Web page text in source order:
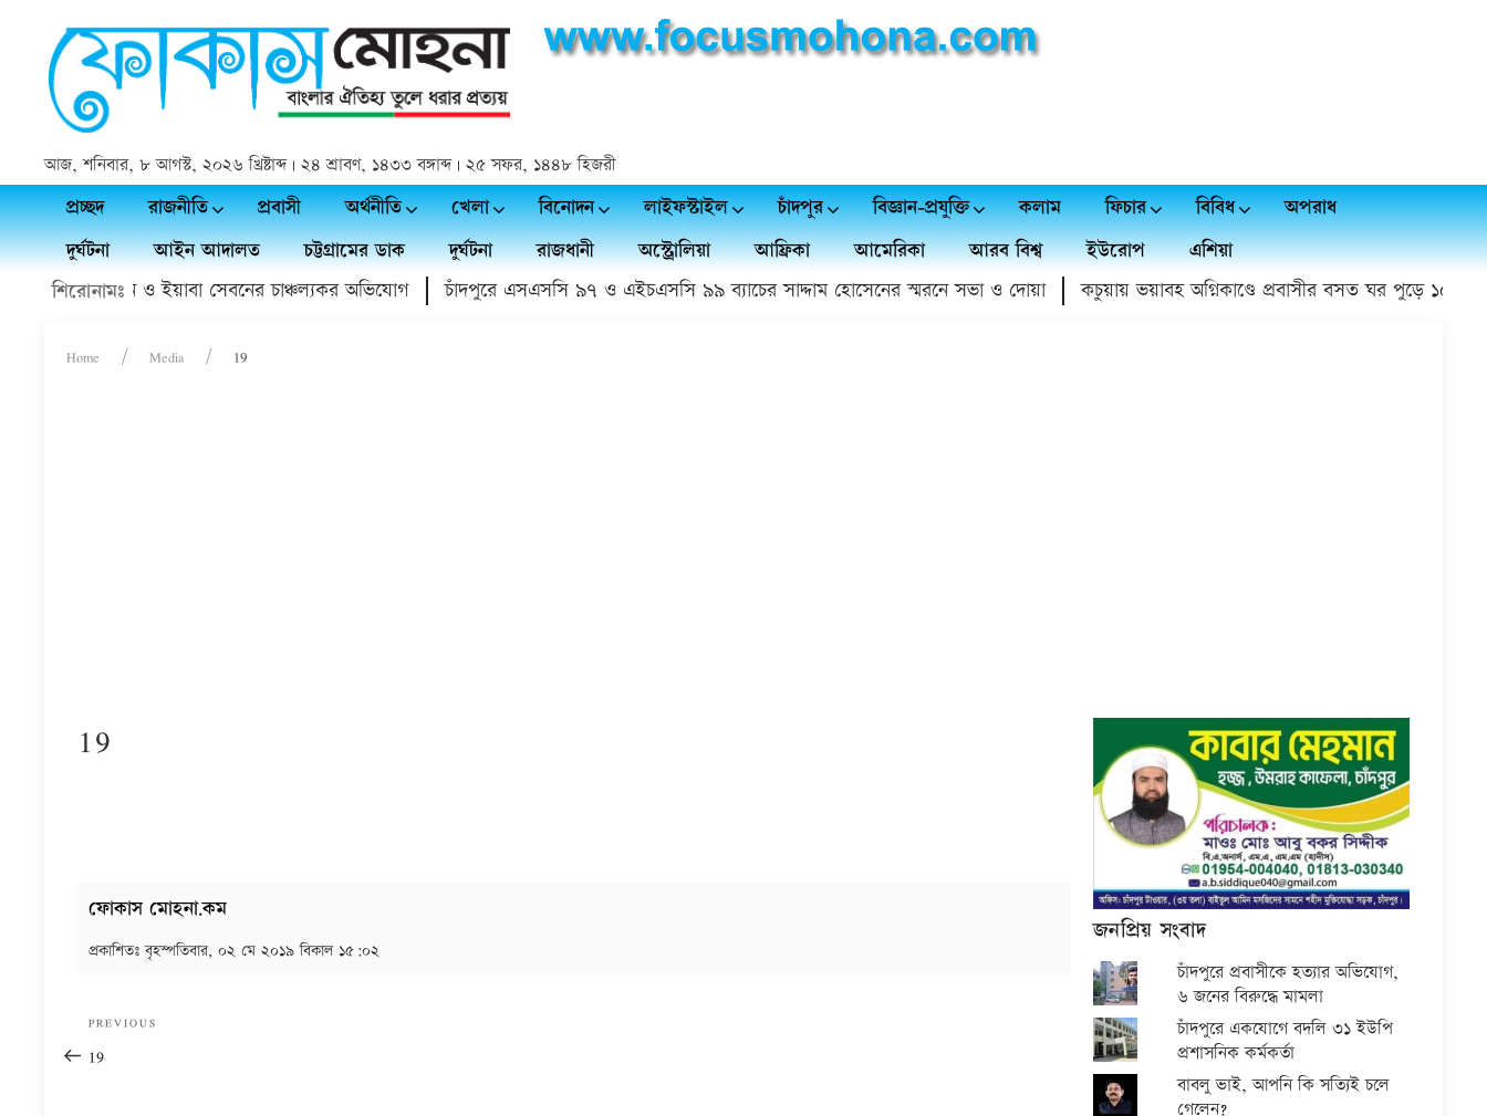
আজ, শনিবার, ৮ আগস্ট, ২০২৬ খ্রিষ্টাব্দ | ২৪ শ্রাবণ, ১৪৩৩ বঙ্গাব্দ | ২৫ সফর, ১৪৪৮ হিজরী
প্রচ্ছদ রাজনীতি প্রবাসী অর্থনীতি খেলা বিনোদন লাইফস্টাইল চাঁদপুর বিজ্ঞান-প্রযুক্তি কলাম ফিচার বিবিধ
অপরাধ
দুর্ঘটনা
আইন আদালত চট্টগ্রামের ডাক দুর্ঘটনা রাজধানী অস্ট্রোলিয়া আফ্রিকা আমেরিকা আরব বিশ্ব ইউরোপ
এশিয়া
শিরোনামঃ
হয়রানি ও ইয়াবা সেবনের চাঞ্চল্যকর অভিযোগ চাঁদপুরে এসএসসি ৯৭ ও এইচএসসি ৯৯ ব্যাচের সাদ্দাম হোসেনের স্মরনে সভা ও দোয়া কচুয়ায় ভয়াবহ অগ্নিকাণ্ডে প্রবাসীর বসত ঘর পুড়ে ১৫ লাখ
Home Media 19
19
ফোকাস মোহনা.কম
প্রকাশিতঃবৃহস্পতিবার, ০২ মে ২০১৯ বিকাল ১৫:০২
Previous
Post
PREVIOUS
19
জনপ্রিয় সংবাদ
চাঁদপুরে প্রবাসীকে হত্যার অভিযোগ,
৬ জনের বিরুদ্ধে মামলা
চাঁদপুরে একযোগে বদলি ৩১ ইউপি
প্রশাসনিক কর্মকর্তা
বাবলু ভাই, আপনি কি সত্যিই চলে
গেলেন?